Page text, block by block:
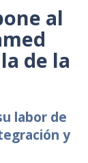
al
de la
labor de
y